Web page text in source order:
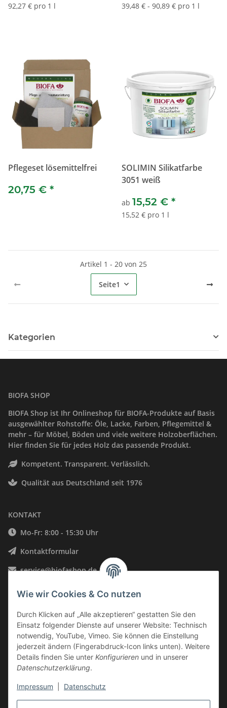
Wie wir Cookies & Co nutzen
Durch Klicken auf „Alle akzeptieren“ gestatten Sie den
Einsatz folgender Dienste auf unserer Website: Technisch
notwendig, YouTube, Vimeo. Sie können die Einstellung
jederzeit ändern (Fingerabdruck-Icon links unten). Weitere
Details finden Sie unter Konfigurieren und in unserer
Datenschutzerklärung.
Impressum Datenschutz
92,27 € pro 1 l 39,48 € - 90,89 € pro 1 l
Pflegeset lösemittelfrei
20,75 € *
SOLIMIN Silikatfarbe
3051 weiß
ab 15,52 € *
15,52 € pro 1 l
Artikel 1 - 20 von 25
Seite1
Kategorien
BIOFA SHOP
BIOFA Shop ist Ihr Onlineshop für BIOFA-Produkte auf Basis
ausgewählter Rohstoffe: Öle, Lacke, Farben, Pflegemittel &
mehr – für Möbel, Böden und viele weitere Holzoberflächen.
Hier finden Sie für jedes Holz das passende Produkt.
Kompetent. Transparent. Verlässlich.
Qualität aus Deutschland seit 1976
KONTAKT
Mo-Fr: 8:00 - 15:30 Uhr
Kontaktformular
service@biofashop.de
06578 9999002
INFORMATIONEN
GESETZLICHE INFORMATIONEN
Vertrag widerrufen